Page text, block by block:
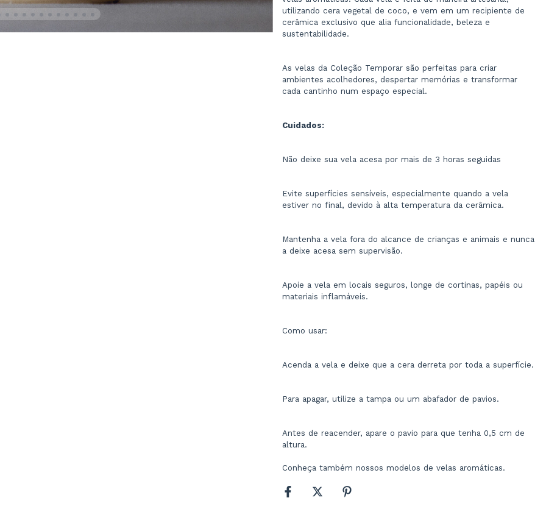
utilizando cera vegetal de coco, e vem em um recipiente de
cerâmica exclusivo que alia funcionalidade, beleza e
sustentabilidade.
As velas da Coleção Temporar são perfeitas para criar
ambientes acolhedores, despertar memórias e transformar
cada cantinho num espaço especial.
Cuidados:
Não deixe sua vela acesa por mais de 3 horas seguidas
Evite superfícies sensíveis, especialmente quando a vela
estiver no final, devido à alta temperatura da cerâmica.
Mantenha a vela fora do alcance de crianças e animais e nunca
a deixe acesa sem supervisão.
Apoie a vela em locais seguros, longe de cortinas, papéis ou
materiais inflamáveis.
Como usar:
Acenda a vela e deixe que a cera derreta por toda a superfície.
Para apagar, utilize a tampa ou um abafador de pavios.
Antes de reacender, apare o pavio para que tenha 0,5 cm de
altura.
Conheça também nossos modelos de velas aromáticas.